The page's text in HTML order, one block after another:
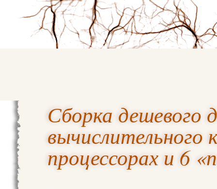
Сборка дешевого
вычислительного
процессорах и 6